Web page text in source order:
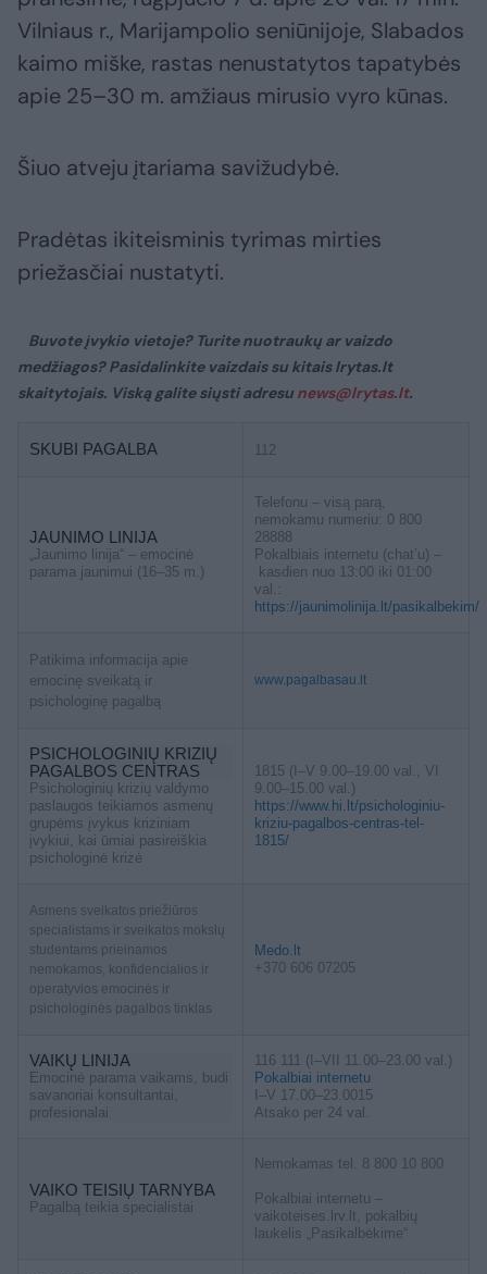
Vilniaus r., Marijampolio seniūnijoje, Slabados
kaimo miške, rastas nenustatytos tapatybės
apie 25–30 m. amžiaus mirusio vyro kūnas.
Šiuo atveju įtariama savižudybė.
Pradėtas ikiteisminis tyrimas mirties
priežasčiai nustatyti.
Buvote įvykio vietoje? Turite nuotraukų ar vaizdo
medžiagos? Pasidalinkite vaizdais su kitais lrytas.lt
skaitytojais. Viską galite siųsti adresu news@lrytas.lt.
SKUBI PAGALBA 112
JAUNIMO LINIJA
„Jaunimo linija“ – emocinė
parama jaunimui (16–35 m.)
Telefonu – visą parą,
nemokamu numeriu: 0 800
28888
Pokalbiais internetu (chat’u) –
kasdien nuo 13:00 iki 01:00
val.:
https://jaunimolinija.lt/pasikalbekim/
Patikima informacija apie
emocinę sveikatą ir
psichologinę pagalbą
www.pagalbasau.lt
PSICHOLOGINIŲ KRIZIŲ
PAGALBOS CENTRAS
Psichologinių krizių valdymo
paslaugos teikiamos asmenų
grupėms įvykus kriziniam
įvykiui, kai ūmiai pasireiškia
psichologinė krizė
1815 (I–V 9.00–19.00 val., VI
9.00–15.00 val.)
https://www.hi.lt/psichologiniu-
kriziu-pagalbos-centras-tel-
1815/
Asmens sveikatos priežiūros
specialistams ir sveikatos mokslų
studentams prieinamos
nemokamos, konfidencialios ir
operatyvios emocinės ir
psichologinės pagalbos tinklas
Medo.lt
+370 606 07205
VAIKŲ LINIJA
Emocinė parama vaikams, budi
savanoriai konsultantai,
profesionalai
116 111 (I–VII 11.00–23.00 val.)
Pokalbiai internetu
I–V 17.00–23.0015
Atsako per 24 val.
VAIKO TEISIŲ TARNYBA
Pagalbą teikia specialistai
Nemokamas tel. 8 800 10 800
Pokalbiai internetu –
vaikoteises.lrv.lt, pokalbių
laukelis „Pasikalbėkime“